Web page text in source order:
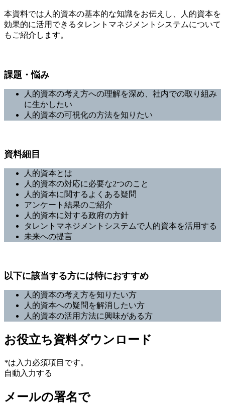
本資料では人的資本の基本的な知識をお伝えし、人的資本を
効果的に活用できるタレントマネジメントシステムについて
もご紹介します。
課題・悩み
人的資本の考え方への理解を深め、社内での取り組み
に生かしたい
人的資本の可視化の方法を知りたい
資料細目
人的資本とは
人的資本の対応に必要な2つのこと
人的資本に関するよくある疑問
アンケート結果のご紹介
人的資本に対する政府の方針
タレントマネジメントシステムで人的資本を活用する
未来への提言
以下に該当する方には特におすすめ
人的資本の考え方を知りたい方
人的資本への疑問を解消したい方
人的資本の活用方法に興味がある方
お役立ち資料ダウンロード
*は入力必須項目です。
自動入力する
メールの署名で